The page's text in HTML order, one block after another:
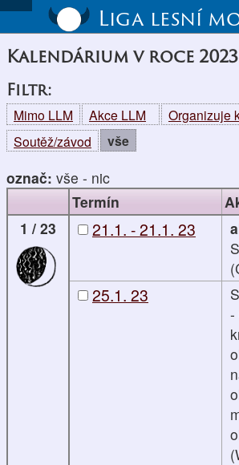
Liga lesní
Kalendárium v roce 2023
Filtr:
Mimo LLM Akce LLM Organizuje
Soutěž/závod
vše
označ: vše - nic
Termín
1 / 23
21.1. - 21.1. 23
25.1. 23
-